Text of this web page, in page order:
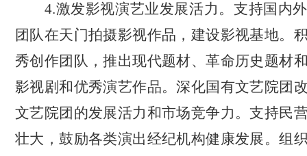
4.激发影视演艺业发展活力。支持国内
团队在天门拍摄影视作品 ， 建设影视基地。
秀创作团队 ，推出现代题材、革命历史题材
影视剧和优秀演艺作品。深化国有文艺院团
文艺院团的发展活力和市场竞争力。支持民
壮大 ，鼓励各类演出经纪机构健康发展。组